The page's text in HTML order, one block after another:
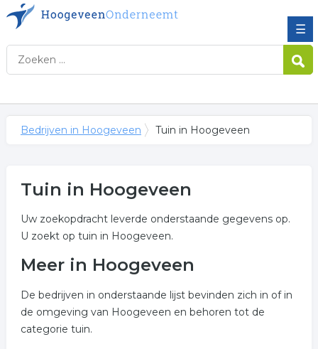
☰
Bedrijven in Hoogeveen Tuin in Hoogeveen
Tuin in Hoogeveen
Uw zoekopdracht leverde onderstaande gegevens op.
U zoekt op tuin in Hoogeveen.
Meer in Hoogeveen
De bedrijven in onderstaande lijst bevinden zich in of in
de omgeving van Hoogeveen en behoren tot de
categorie tuin.